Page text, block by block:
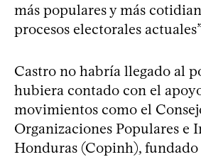
más populares y más
procesos electorales
Castro no habría llegado al
hubiera contado con el
movimientos como el
Organizaciones Populares e
Honduras (Copinh),